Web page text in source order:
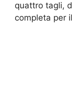
quattro tagli,
completa per